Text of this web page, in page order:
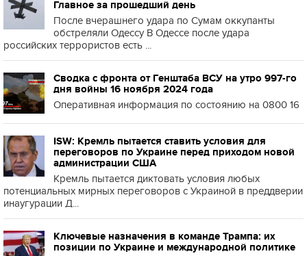
Главное за прошедший день
После вчерашнего удара по Сумам оккупанты
обстреляли Одессу В Одессе после удара
российских террористов есть ...
Сводка с фронта от Генштаба ВСУ на утро 997-го
дня войны 16 ноября 2024 года
Оперативная информация по состоянию на 0800 16
ISW: Кремль пытается ставить условия для
переговоров по Украине перед приходом новой
администрации США
Кремль пытается диктовать условия любых
потенциальных мирных переговоров с Украиной в преддверии
инаугурации Д...
Ключевые назначения в команде Трампа: их
позиции по Украине и международной политике